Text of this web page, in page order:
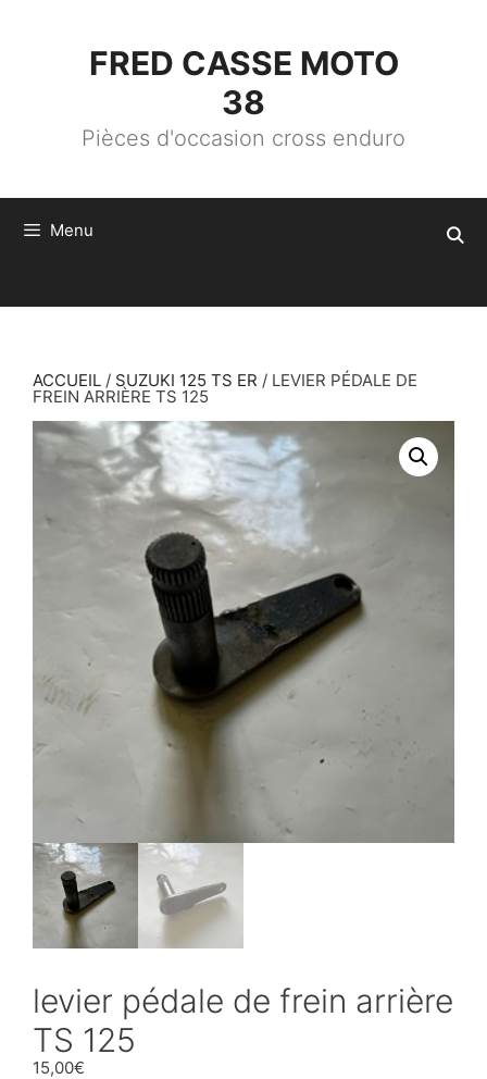
FRED CASSE MOTO
38
Pièces d'occasion cross enduro
Menu
ACCUEIL / SUZUKI 125 TS ER / LEVIER PÉDALE DE
FREIN ARRIÈRE TS 125
levier pédale de frein arrière
TS 125
15,00€